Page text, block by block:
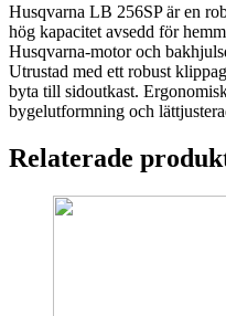
Husqvarna LB 256SP är en
hög kapacitet avsedd för
Husqvarna-motor och
Utrustad med ett robust
byta till sidoutkast.
bygelutformning och
Relaterade